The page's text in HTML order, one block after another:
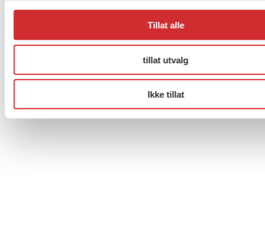
Tillat alle
tillat utvalg
Ikke tillat